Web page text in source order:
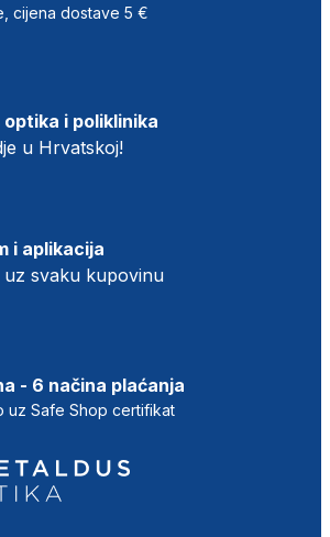
cijena dostave 5 €
i poliklinika
u Hrvatskoj!
i aplikacija
uz svaku kupovinu
- 6 načina plaćanja
uz Safe Shop certifikat